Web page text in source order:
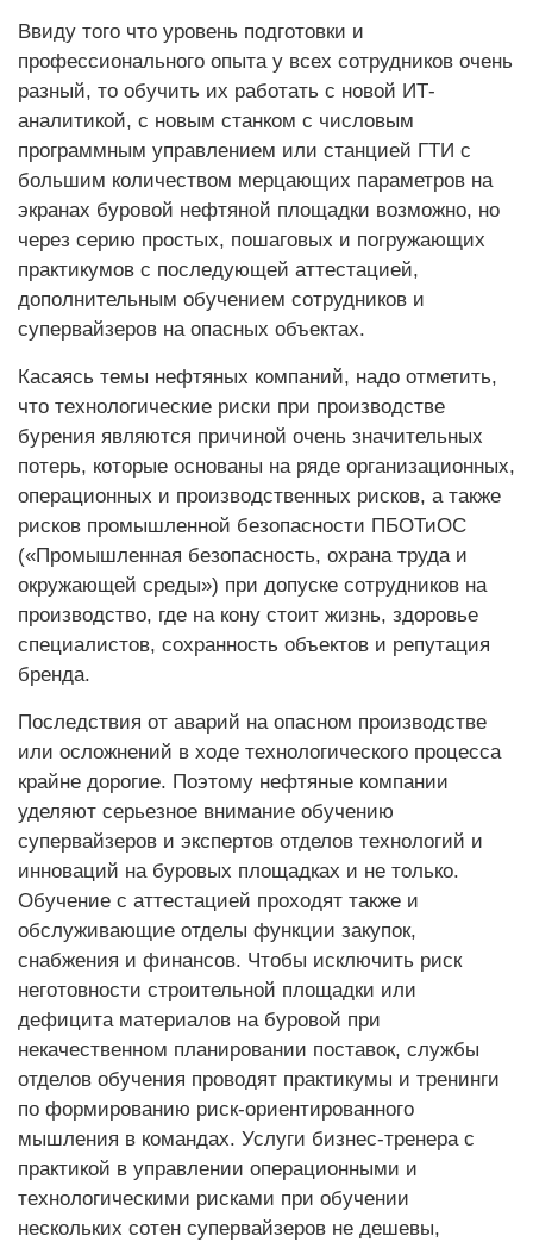
Ввиду того что уровень подготовки и
профессионального опыта у всех сотрудников очень
разный, то обучить их работать с новой ИТ-
аналитикой, с новым станком с числовым
программным управлением или станцией ГТИ с
большим количеством мерцающих параметров на
экранах буровой нефтяной площадки возможно, но
через серию простых, пошаговых и погружающих
практикумов с последующей аттестацией,
дополнительным обучением сотрудников и
супервайзеров на опасных объектах.
Касаясь темы нефтяных компаний, надо отметить,
что технологические риски при производстве
бурения являются причиной очень значительных
потерь, которые основаны на ряде организационных,
операционных и производственных рисков, а также
рисков промышленной безопасности ПБОТиОС
(«Промышленная безопасность, охрана труда и
окружающей среды») при допуске сотрудников на
производство, где на кону стоит жизнь, здоровье
специалистов, сохранность объектов и репутация
бренда.
Последствия от аварий на опасном производстве
или осложнений в ходе технологического процесса
крайне дорогие. Поэтому нефтяные компании
уделяют серьезное внимание обучению
супервайзеров и экспертов отделов технологий и
инноваций на буровых площадках и не только.
Обучение с аттестацией проходят также и
обслуживающие отделы функции закупок,
снабжения и финансов. Чтобы исключить риск
неготовности строительной площадки или
дефицита материалов на буровой при
некачественном планировании поставок, службы
отделов обучения проводят практикумы и тренинги
по формированию риск-ориентированного
мышления в командах. Услуги бизнес-тренера с
практикой в управлении операционными и
технологическими рисками при обучении
нескольких сотен супервайзеров не дешевы,